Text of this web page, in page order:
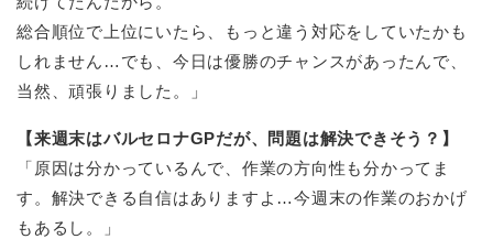
総合順位で上位にいたら、もっと違う対応をしていたかも
しれません…でも、今日は優勝のチャンスがあったんで、
当然、頑張りました。」
【来週末はバルセロナGPだが、問題は解決できそう？】
「原因は分かっているんで、作業の方向性も分かってま
す。解決できる自信はありますよ…今週末の作業のおかげ
もあるし。」